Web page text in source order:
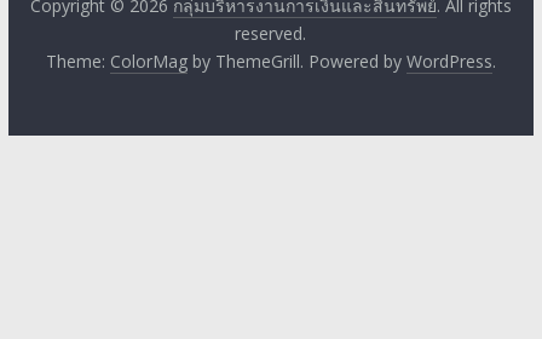
Copyright © 2026 กลุ่มบริหารงานการเงินและสินทรัพย์. All rights
reserved.
Theme: ColorMagby ThemeGrill. Powered by WordPress.